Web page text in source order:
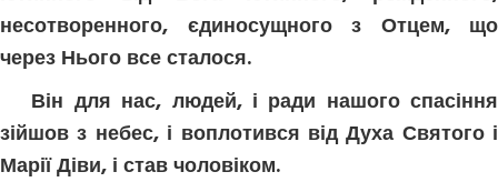
несотворенного, єдиносущного з Отцем, що
через Нього все сталося.
Він для нас, людей, і ради нашого спасіння
зійшов з небес, і воплотився від Духа Святого і
Марії Діви, і став чоловіком.